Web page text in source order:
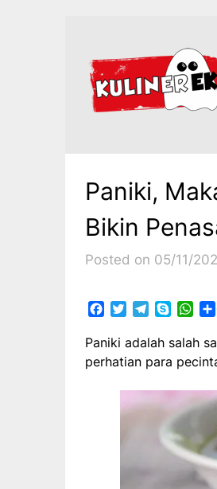
Paniki,
Bikin
Posted on 05/11/
Facebook
TwitterTelegram
Skype
Paniki adalah salah
perhatian para